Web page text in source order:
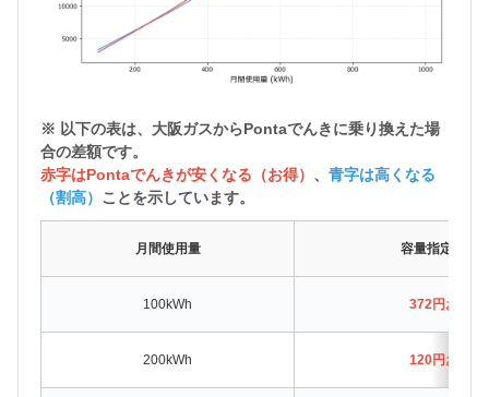
※ 以下の表は、大阪ガスからPontaでんきに乗り換えた場
合の差額です。
赤字はPontaでんきが安くなる（お得） 、 青字は高くなる
（割高） ことを示しています。
月間使用量 容量指定なし
100kWh 372円お得
200kWh 120円お得